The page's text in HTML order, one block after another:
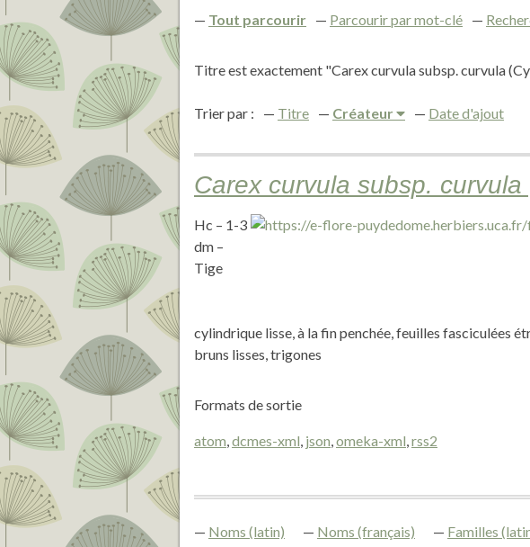
Tout parcourir Parcourir par mot-clé
Titre est exactement "Carex curvula subsp. curvula
Trier par : Titre Créateur Date d'ajout
Carex curvula subsp.
Hc – 1-3
dm –
Tige
cylindrique lisse, à la fin penchée, feuilles fasciculées
bruns lisses, trigones
Formats de sortie
atom,dcmes-xml, json,omeka-xml,rss2
Noms (latin) Noms (français) Familles